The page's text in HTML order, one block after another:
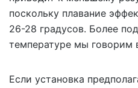
поскольку плавание
26-28 градусов. Более
температуре мы говорим
Если установка